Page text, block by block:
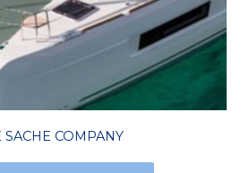
SACHE COMPANY